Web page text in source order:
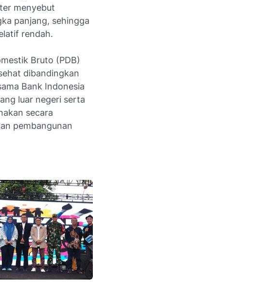
menyebut
panjang, sehingga
rendah.
Bruto (PDB)
dibandingkan
Bank Indonesia
luar negeri serta
secara
pembangunan